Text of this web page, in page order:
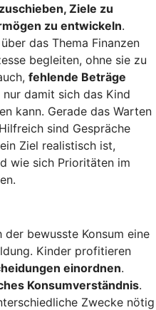
Ziele zu
zu entwickeln.
das Thema Finanzen
begleiten, ohne sie zu
fehlende Beträge
nur damit sich das Kind
kann. Gerade das Warten
sind Gespräche
Ziel realistisch ist,
wie sich Prioritäten im
bewusste Konsum eine
Kinder profitieren
einordnen.
Konsumverständnis.
Zwecke nötig